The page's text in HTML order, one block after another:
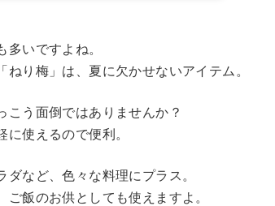
いですよね。
り梅」は、夏に欠かせないアイテム。
こう面倒ではありませんか？
に使えるので便利。
など、色々な料理にプラス。
飯のお供としても使えますよ。